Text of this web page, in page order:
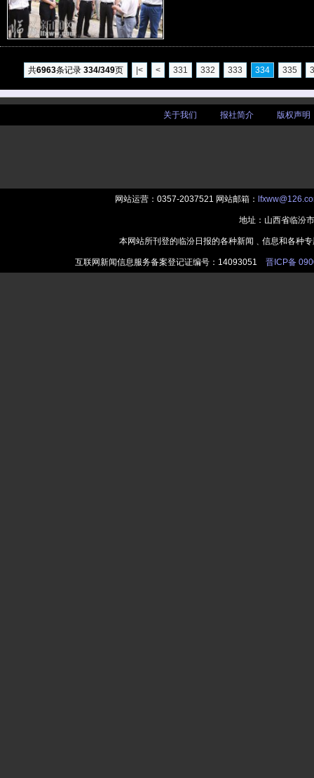
|< < 331 332 333 334 335
共6963条记录 334/349页
关于我们 报社简介 版权声明
网站运营：0357-2037521 网站邮箱：
地址：山西省临汾
本网站所刊登的临汾日报的各种新闻﹑信息和各种
互联网新闻信息服务备案登记证编号：14093051 晋ICP备